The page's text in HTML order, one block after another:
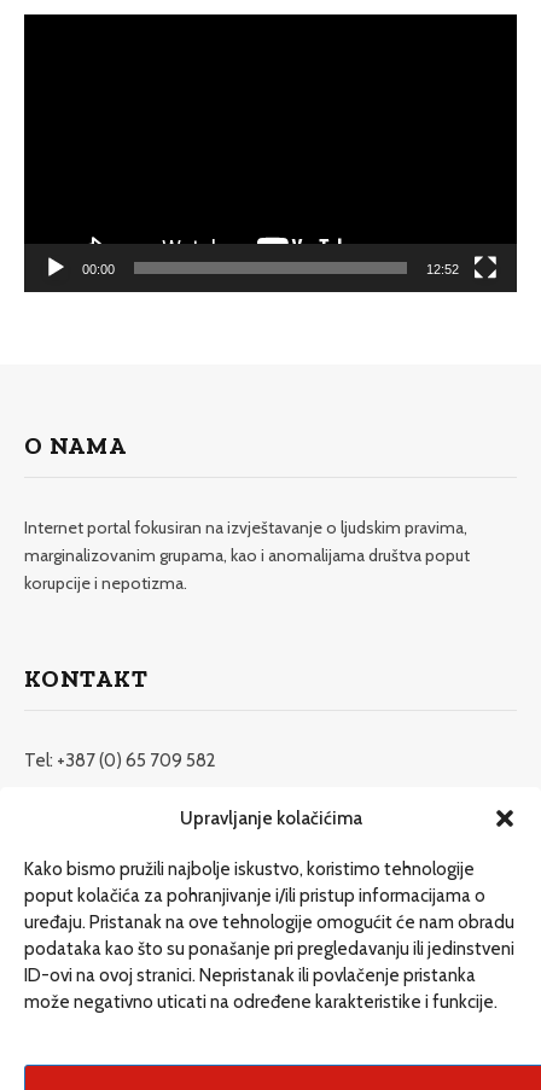
Upravljanje kolačićima
Kako bismo pružili najbolje iskustvo, koristimo tehnologije
poput kolačića za pohranjivanje i/ili pristup informacijama o
uređaju. Pristanak na ove tehnologije omogućit će nam obradu
podataka kao što su ponašanje pri pregledavanju ili jedinstveni
ID-ovi na ovoj stranici. Nepristanak ili povlačenje pristanka
može negativno uticati na određene karakteristike i funkcije.
00:00 12:52
O NAMA
Internet portal fokusiran na izvještavanje o ljudskim pravima,
marginalizovanim grupama, kao i anomalijama društva poput
korupcije i nepotizma.
KONTAKT
Tel: +387 (0) 65 709 582
redakcija@etrafika.net
Dosije
Drugi pišu
Društvo